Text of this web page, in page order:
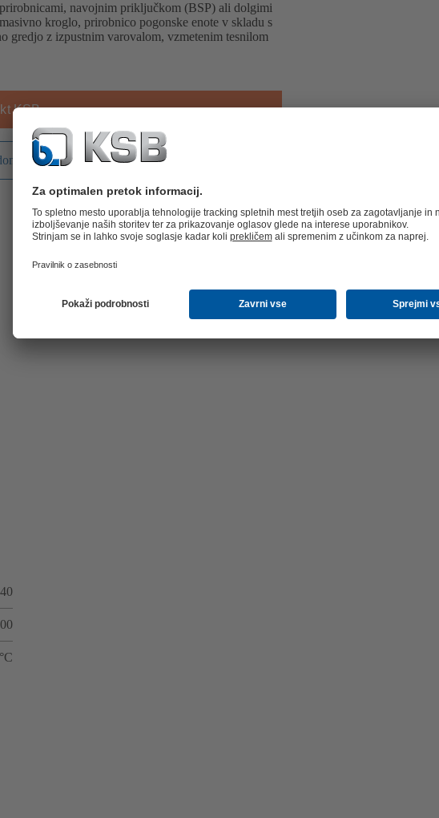
navojnim priključkom (BSP) ali dolgimi
kroglo, prirobnico pogonske enote v skladu s
gredjo z izpustnim varovalom, vzmetenim tesnilom
KSB
deli